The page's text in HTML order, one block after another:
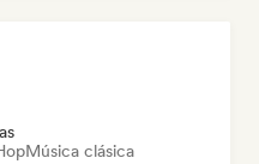
Música clásica